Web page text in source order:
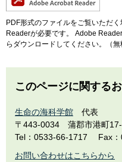
PDF形式のファイルをご覧いただ
Readerが必要です。
Adobe
らダウンロードしてください。（無
このページに関する
生命の海科学館
代表
〒443-0034
蒲郡市港町
Tel：0533-66-1717
Fax
お問い合わせはこちらから